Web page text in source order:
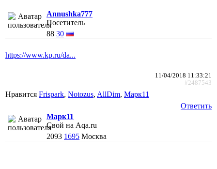
Annushka777
Посетитель
88 30
https://www.kp.ru/da...
11/04/2018 11:33:21
#2487543
Нравится Frispark, Notozus, AllDim, Марк11
Ответить
Марк11
Свой на Aqa.ru
2093 1695 Москва